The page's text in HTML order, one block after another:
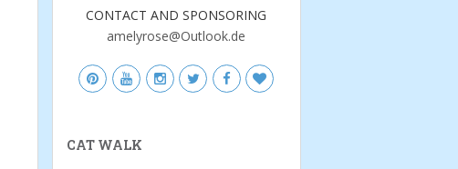
CONTACT AND SPONSORING
amelyrose@Outlook.de
CAT WALK